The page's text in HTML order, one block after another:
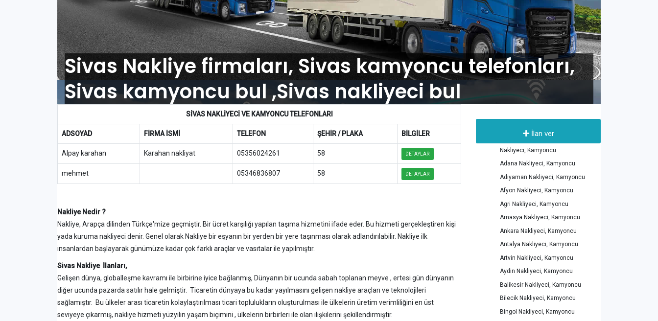
Sivas Nakliye firmaları, Sivas kamyoncu telefonları,
Sivas kamyoncu bul ,Sivas nakliyeci bul
SIVASNAKLİYECİ VE KAMYONCU TELEFONLARI
ADSOYAD FİRMA İSMİ TELEFON ŞEHİR / PLAKA BİLGİLER
Alpay karahan Karahan nakliyat 05356024261 58 DETAYLAR
mehmet 05346836807 58 DETAYLAR
Nakliye Nedir ?
Nakliye, Arapça dilinden Türkçe'mize geçmiştir. Bir ücret karşılığı yapılan taşıma hizmetini ifade eder. Bu hizmeti gerçekleştiren kişi
yada kuruma nakliyeci denir. Genel olarak Nakliye bir eşyanın bir yerden bir yere taşınması olarak adlandırılabilir. Nakliye ilk
insanlardan başlayarak günümüze kadar çok farklı araçlar ve vasıtalar ile yapılmıştır.
Sivas Nakliye İlanları,
Gelişen dünya, globalleşme kavramı ile birbirine iyice bağlanmış, Dünyanın bir ucunda sabah toplanan meyve , ertesi gün dünyanın
diğer ucunda pazarda satılır hale gelmiştir. Ticaretin dünyaya bu kadar yayılmasını gelişen nakliye araçları ve teknolojileri
sağlamıştır. Bu ülkeler arası ticaretin kolaylaştırılması ticari toplulukların oluşturulması ile ülkelerin üretim verimliliğini en üst
seviyeye çıkarmış, nakliye hizmeti yüzyılın yaşam biçimini , ülkelerin birbirleri ile olan ilişkilerini şekillendirmiştir.
İlan ver
Nakliyeci, Kamyoncu
Adana Nakliyeci, Kamyoncu
Adıyaman Nakliyeci, Kamyoncu
Afyon Nakliyeci, Kamyoncu
Agri Nakliyeci, Kamyoncu
Amasya Nakliyeci, Kamyoncu
Ankara Nakliyeci, Kamyoncu
Antalya Nakliyeci, Kamyoncu
Artvin Nakliyeci, Kamyoncu
Aydin Nakliyeci, Kamyoncu
Balikesir Nakliyeci, Kamyoncu
Bilecik Nakliyeci, Kamyoncu
Bingol Nakliyeci, Kamyoncu